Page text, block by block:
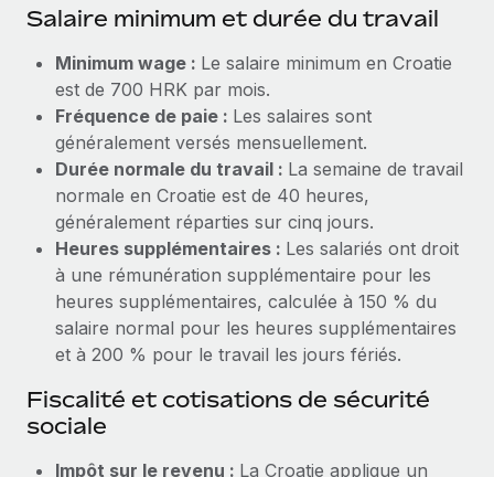
Création d’entité
conformité
Mobilité et déménagement international
Organisez facilement le déménagement de vos
employés
Avantages sociaux
Gérez facilement les avantages sociaux
Explorer le blog
BLOG
Mises à jour des produits de Remote :
Intégrations Gusto et Xero et Gestion des
freelances Plus
Remote a toujours pour mission d'aider les entreprises de
toute taille à embaucher, gérer et payer...
En savoir plus
Comment Phiture gère ses 55 employés
Phiture, un leader notable du conseil en matière de
Salaire minimum et durée du travail
Minimum wage : Le salaire minimum en Croatie
est de 700 HRK par mois.
Fréquence de paie : Les salaires sont
généralement versés mensuellement.
Durée normale du travail : La semaine de travail
normale en Croatie est de 40 heures,
généralement réparties sur cinq jours.
Heures supplémentaires : Les salariés ont droit
à une rémunération supplémentaire pour les
heures supplémentaires, calculée à 150 % du
salaire normal pour les heures supplémentaires
et à 200 % pour le travail les jours fériés.
Fiscalité et cotisations de sécurité
sociale
Impôt sur le revenu : La Croatie applique un